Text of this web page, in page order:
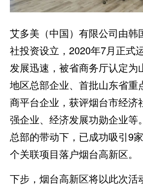
艾多美（中国）有限公司由韩
社投资设立，2020年7月正式
发展迅速，被省商务厅认定为
地区总部企业、首批山东省重
商平台企业，获评烟台市经济
强企业、经济发展功勋企业等
总部的带动下，已成功吸引9
个关联项目落户烟台高新区。
下步，烟台高新区将以此次活